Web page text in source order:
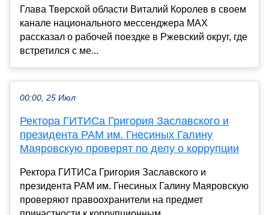
Глава Тверской области Виталий Королев в своем
канале национального мессенджера MAX
рассказал о рабочей поездке в Ржевский округ, где
встретился с ме...
00:00, 25 Июл
Ректора ГИТИСа Григория Заславского и
президента РАМ им. Гнесиных Галину
Маяровскую проверят по делу о коррупции
Ректора ГИТИСа Григория Заславского и
президента РАМ им. Гнесиных Галину Маяровскую
проверяют правоохранители на предмет